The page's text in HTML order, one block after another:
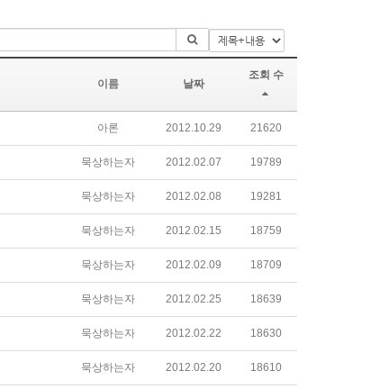
이름 날짜
조회 수
아론 2012.10.29 21620
묵상하는자 2012.02.07 19789
묵상하는자 2012.02.08 19281
묵상하는자 2012.02.15 18759
묵상하는자 2012.02.09 18709
묵상하는자 2012.02.25 18639
묵상하는자 2012.02.22 18630
묵상하는자 2012.02.20 18610